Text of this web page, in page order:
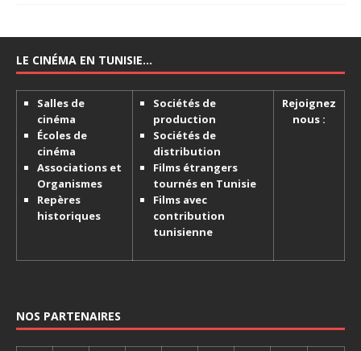
LE CINÉMA EN TUNISIE…
Salles de
cinéma
Écoles de
cinéma
Associations et
Organismes
Repères
historiques
Sociétés de
production
Sociétés de
distribution
Films étrangers
tournés en Tunisie
Films avec
contribution
tunisienne
Rejoignez
nous :
NOS PARTENAIRES